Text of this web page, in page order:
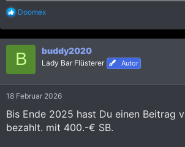
R
a
k
i
n
Doomex
B buddy2020
Lady Bar Flüsterer Autor
18 Februar 2026
Bis Ende 2025 hast Du einen Beitrag
bezahlt. mit 400.-€ SB.